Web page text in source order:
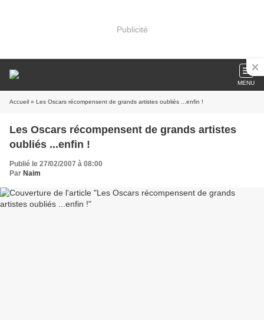
Publicité
MENU
Accueil » Les Oscars récompensent de grands artistes oubliés ...enfin !
Les Oscars récompensent de grands artistes
oubliés ...enfin !
Publié le 27/02/2007 à 08:00
Par Naim